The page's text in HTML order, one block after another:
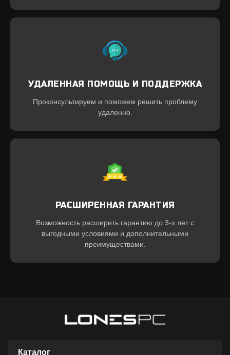
УДАЛЕННАЯ ПОМОЩЬ И ПОДДЕРЖКА
Проконсультируем и поможем решить проблему
удаленно.
РАСШИРЕННАЯ ГАРАНТИЯ
Возможность расширить гарантию до 3-х лет с
выгодными условиями и дополнительными
преимуществами.
Каталог